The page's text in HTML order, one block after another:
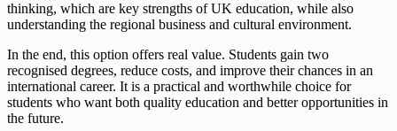
thinking, which are key strengths of UK education, while also
understanding the regional business and cultural environment.
In the end, this option offers real value. Students gain two
recognised degrees, reduce costs, and improve their chances in an
international career. It is a practical and worthwhile choice for
students who want both quality education and better opportunities in
the future.